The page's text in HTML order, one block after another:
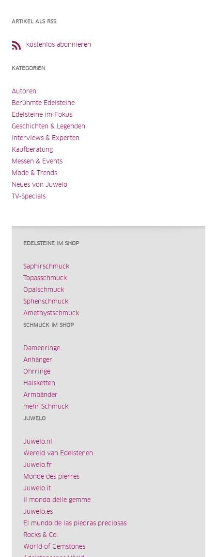
ARTIKEL ALS RSS
kostenlos abonnieren
KATEGORIEN
Autoren
Berühmte Edelsteine
Edelsteine im Fokus
Geschichten & Legenden
Interviews & Experten
Kaufberatung
Messen & Events
Mode & Trends
Neues von Juwelo
TV-Specials
EDELSTEINE IM SHOP
Saphirschmuck
Topasschmuck
Opalschmuck
Sphenschmuck
Amethystschmuck
SCHMUCK IM SHOP
Damenringe
Anhänger
Ohrringe
Halsketten
Armbänder
mehr Schmuck
JUWELO
Juwelo.nl
Wereld van Edelstenen
Juwelo.fr
Monde des pierres
Juwelo.it
Il mondo delle gemme
Juwelo.es
El mundo de las piedras preciosas
Rocks & Co.
World of Gemstones